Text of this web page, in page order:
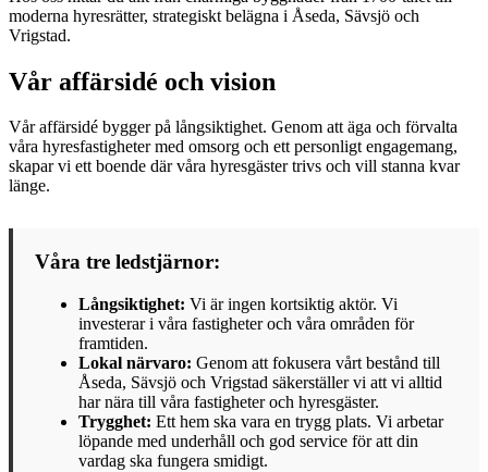
moderna hyresrätter, strategiskt belägna i Åseda, Sävsjö och
Vrigstad.
Vår affärsidé och vision
Vår affärsidé bygger på långsiktighet. Genom att äga och förvalta
våra hyresfastigheter med omsorg och ett personligt engagemang,
skapar vi ett boende där våra hyresgäster trivs och vill stanna kvar
länge.
Våra tre ledstjärnor:
Långsiktighet: Vi är ingen kortsiktig aktör. Vi
investerar i våra fastigheter och våra områden för
framtiden.
Lokal närvaro: Genom att fokusera vårt bestånd till
Åseda, Sävsjö och Vrigstad säkerställer vi att vi alltid
har nära till våra fastigheter och hyresgäster.
Trygghet: Ett hem ska vara en trygg plats. Vi arbetar
löpande med underhåll och god service för att din
vardag ska fungera smidigt.